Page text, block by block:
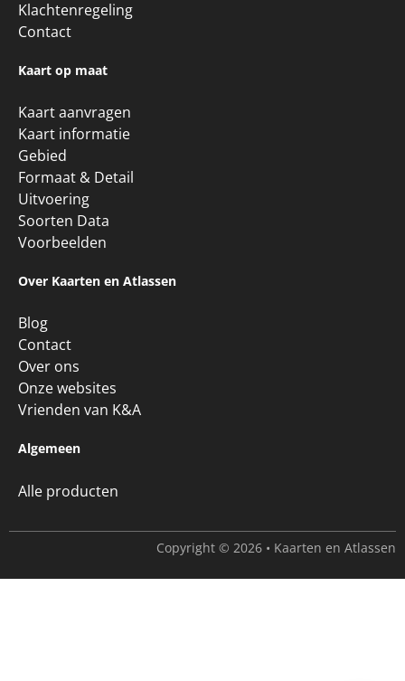
FAQ
Verzendkosten
Retour sturen
Klachtenregeling
Contact
Kaart op maat
Kaart aanvragen
Gebied
Uitvoering
Soorten Data
Voorbeelden
Over Kaarten en Atlassen
Blog
Over ons
Algemeen